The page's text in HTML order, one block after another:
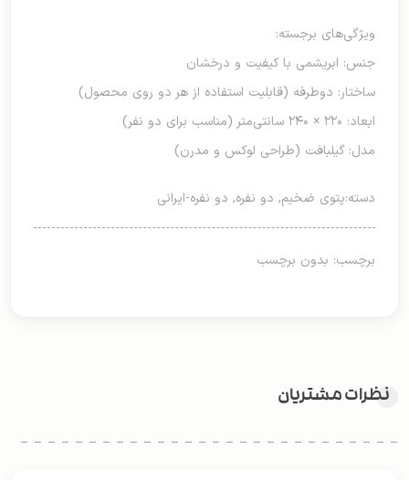
ویژگی‌های برجسته:
جنس: ابریشمی با کیفیت و درخشان
ساختار: دوطرفه (قابلیت استفاده از هر دو روی محصول)
ابعاد: ۲۲۰ × ۲۴۰ سانتی‌متر (مناسب برای دو نفر)
مدل: گیلبافت (طراحی لوکس و مدرن)
دسته:پتوی ضخیم, دو نفره, دو نفره-ایرانی
برچسب: بدون برچسب
نظرات مشتریان